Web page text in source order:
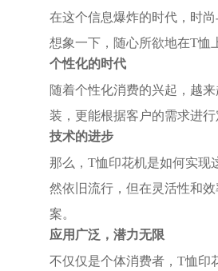
在这个信息爆炸的时代，时
想象一下，随心所欲地在T恤
个性化的时代
随着个性化消费的兴起，越
装，更能根据客户的需求进
技术的进步
那么，T恤印花机是如何实现
然依旧流行，但在灵活性和
案。
应用广泛，潜力无限
不仅仅是个体消费者，T恤印